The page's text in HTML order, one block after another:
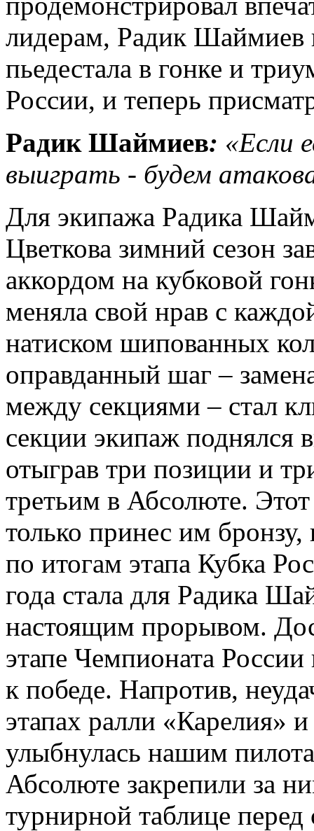
лидерам, Радик Шаймиев
пьедестала в гонке и
России, и теперь
Радик Шаймиев: «Если
выиграть - будем
Для экипажа Радика
Цветкова зимний сезон
аккордом на кубковой
меняла свой нрав с
натиском шипованных
оправданный шаг –
между секциями – стал
секции экипаж поднялся
отыграв три позиции и
третьим в Абсолюте. Этот
только принес им
по итогам этапа Кубка
года стала для Радика
настоящим прорывом.
этапе Чемпионата
к победе. Напротив,
этапах ралли «Карелия»
улыбнулась нашим
Абсолюте закрепили за
турнирной таблице